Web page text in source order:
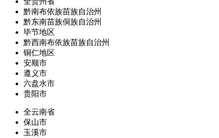
黔南布依族苗族自治州
黔东南苗族侗族自治州
毕节地区
黔西南布依族苗族自治州
铜仁地区
安顺市
遵义市
六盘水市
贵阳市
全云南省
保山市
玉溪市